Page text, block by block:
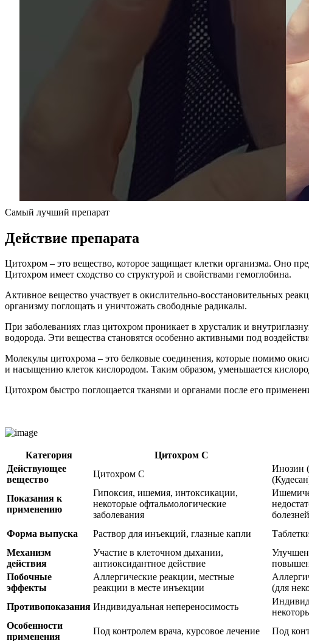
Самый лучший препарат
Действие препарата
Цитохром – это вещество, которое защищает клетки организма. Оно
Цитохром имеет сходство со структурой и свойствами гемоглобина.
Активное вещество участвует в окислительно-восстановительных
организму поглощать и уничтожать свободные радикалы.
При заболеваниях глаз цитохром проникает в хрусталик и
водорода. Эти вещества становятся особенно активными под
Молекулы цитохрома – это белковые соединения, которые помимо
и насыщению клеток кислородом. Таким образом, уменьшается
Цитохром быстро поглощается тканями и органами после его
Категория Цитохром C
Действующее
вещество
Цитохром C
Инозин
Показания к
применению
Гипоксия, ишемия, интоксикации,
некоторые офтальмологические
заболевания
болезней
Форма выпуска
Раствор для инъекций, глазные капли
Механизм
действия
Участие в клеточном дыхании,
антиоксидантное действие
Побочные
эффекты
Аллергические реакции, местные
реакции в месте инъекции
(для
Противопоказания Индивидуальная непереносимость
Особенности
применения
Под контролем врача, курсовое лечение Под